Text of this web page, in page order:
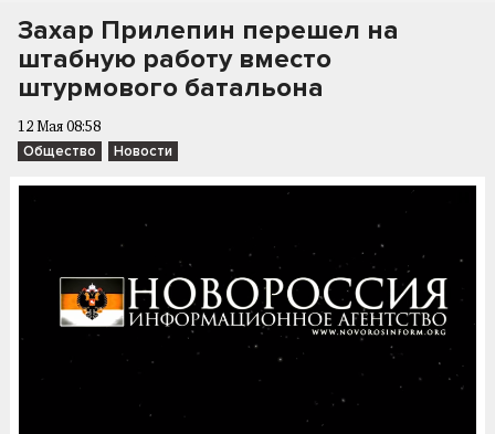
Захар Прилепин перешел на
штабную работу вместо
штурмового батальона
12 Мая 08:58
Общество Новости